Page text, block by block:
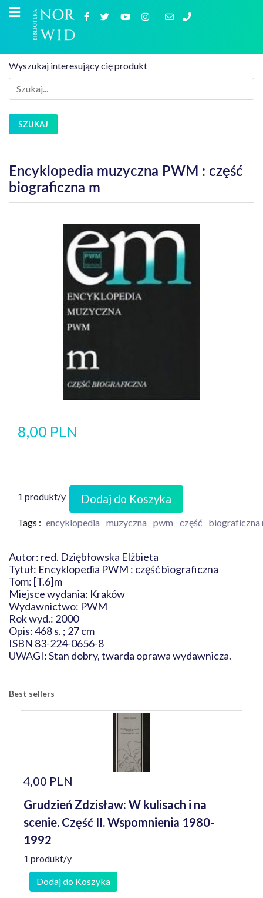
Wyszukaj interesujący cię produkt
SZUKAJ
Encyklopedia muzyczna PWM : część
biograficzna m
8,00 PLN
1 produkt/y Dodaj do Koszyka
Tags : encyklopedia muzyczna pwm część biograficzna
Autor: red. Dziębłowska Elżbieta
Tytuł: Encyklopedia PWM : część biograficzna
Tom: [T.6]m
Miejsce wydania: Kraków
Wydawnictwo: PWM
Rok wyd.: 2000
Opis: 468 s. ; 27 cm
ISBN 83-224-0656-8
UWAGI: Stan dobry, twarda oprawa wydawnicza.
Best sellers
4,00 PLN
Grudzień Zdzisław: W kulisach i na
scenie. Część II. Wspomnienia 1980-
1992
1 produkt/y
Dodaj do Koszyka